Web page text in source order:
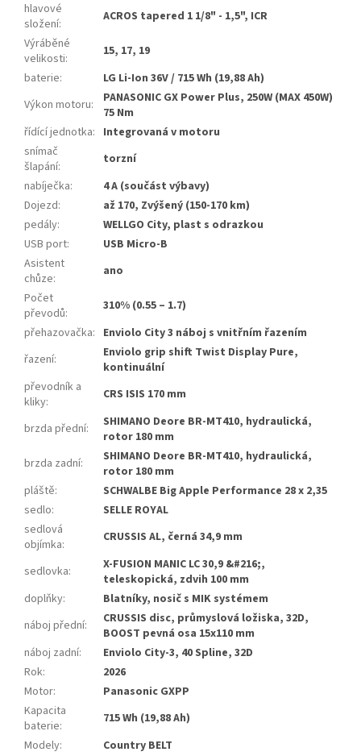
hlavové
složení:
ACROS tapered 1 1/8" - 1,5", ICR
Výráběné
velikosti:
15, 17, 19
baterie:
LG Li-Ion 36V / 715 Wh (19,88 Ah)
Výkon motoru:
PANASONIC GX Power Plus, 250W (MAX 450W)
75 Nm
řídící jednotka: Integrovaná v motoru
snímač
šlapání:
torzní
nabíječka:
4 A (součást výbavy)
Dojezd:
až 170, Zvýšený (150-170 km)
pedály:
WELLGO City, plast s odrazkou
USB port:
USB Micro-B
Asistent
chůze:
ano
Počet
převodů:
310% (0.55 – 1.7)
přehazovačka: Enviolo City 3 náboj s vnitřním řazením
řazení:
Enviolo grip shift Twist Display Pure,
kontinuální
převodník a
kliky: CRS ISIS 170 mm
brzda přední:
SHIMANO Deore BR-MT410, hydraulická,
rotor 180 mm
brzda zadní:
SHIMANO Deore BR-MT410, hydraulická,
rotor 180 mm
pláště:
SCHWALBE Big Apple Performance 28 x 2,35
sedlo:
SELLE ROYAL
sedlová
objímka: CRUSSIS AL, černá 34,9 mm
sedlovka:
X-FUSION MANIC LC 30,9 &#216;,
teleskopická, zdvih 100 mm
doplňky:
Blatníky, nosič s MIK systémem
náboj přední:
CRUSSIS disc, průmyslová ložiska, 32D,
BOOST pevná osa 15x110 mm
náboj zadní:
Enviolo City-3, 40 Spline, 32D
Rok:
2026
Motor:
Panasonic GXPP
Kapacita
baterie:
715 Wh (19,88 Ah)
Modely:
Country BELT